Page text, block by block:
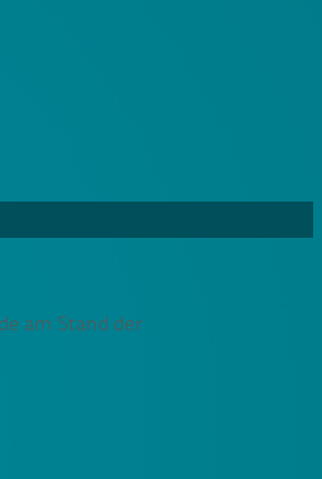
am Stand der